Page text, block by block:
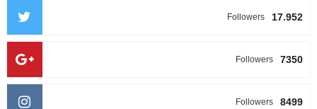
17.952
Followers
7350
Followers
8499
Followers